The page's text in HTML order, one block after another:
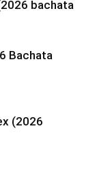
bachata
Bachata
(2026